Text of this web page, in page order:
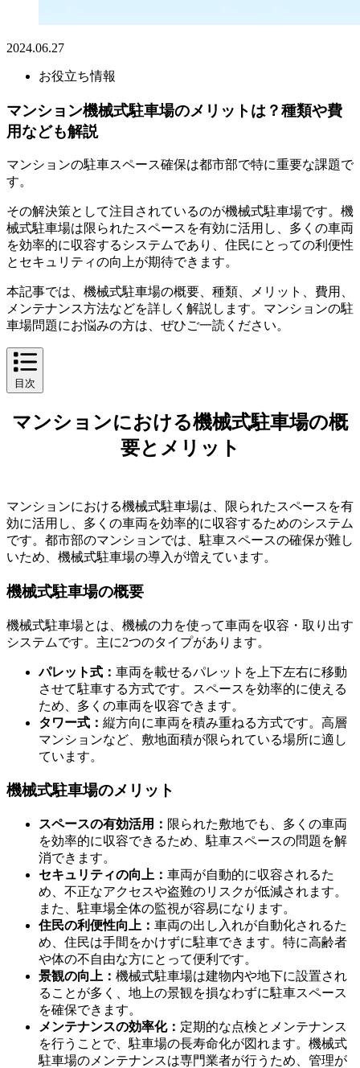
2024.06.27
お役立ち情報
マンション機械式駐車場のメリットは？種類や費
用なども解説
マンションの駐車スペース確保は都市部で特に重要な課題で
す。
その解決策として注目されているのが機械式駐車場です。機
械式駐車場は限られたスペースを有効に活用し、多くの車両
を効率的に収容するシステムであり、住民にとっての利便性
とセキュリティの向上が期待できます。
本記事では、機械式駐車場の概要、種類、メリット、費用、
メンテナンス方法などを詳しく解説します。マンションの駐
車場問題にお悩みの方は、ぜひご一読ください。
目次
マンションにおける機械式駐車場の概要とメリット
機械式駐車場の概要
マンションにおける機械式駐車場の概
要とメリット
マンションにおける機械式駐車場は、限られたスペースを有
効に活用し、多くの車両を効率的に収容するためのシステム
です。都市部のマンションでは、駐車スペースの確保が難し
いため、機械式駐車場の導入が増えています。
機械式駐車場の概要
機械式駐車場とは、機械の力を使って車両を収容・取り出す
システムです。主に2つのタイプがあります。
パレット式： 車両を載せるパレットを上下左右に移動
させて駐車する方式です。スペースを効率的に使える
ため、多くの車両を収容できます。
タワー式： 縦方向に車両を積み重ねる方式です。高層
マンションなど、敷地面積が限られている場所に適し
ています。
機械式駐車場のメリット
スペースの有効活用： 限られた敷地でも、多くの車両
を効率的に収容できるため、駐車スペースの問題を解
消できます。
セキュリティの向上： 車両が自動的に収容されるた
め、不正なアクセスや盗難のリスクが低減されます。
また、駐車場全体の監視が容易になります。
住民の利便性向上： 車両の出し入れが自動化されるた
め、住民は手間をかけずに駐車できます。特に高齢者
や体の不自由な方にとって便利です。
景観の向上： 機械式駐車場は建物内や地下に設置され
ることが多く、地上の景観を損なわずに駐車スペース
を確保できます。
メンテナンスの効率化： 定期的な点検とメンテナンス
を行うことで、駐車場の長寿命化が図れます。機械式
駐車場のメンテナンスは専門業者が行うため、管理が